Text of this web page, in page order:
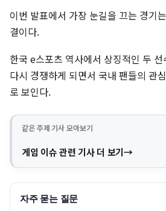
이번 발표에서 가장 눈길을 끄는 경기
결이다.
한국 e스포츠 역사에서 상징적인 두
다시 경쟁하게 되면서 국내 팬들의 관
로 보인다.
같은 주제 기사 모아보기
게임 이슈 관련 기사 더 보기
자주 묻는 질문